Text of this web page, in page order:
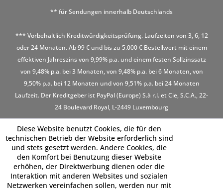
** für Sendungen innerhalb Deutschlands
*** Vorbehaltlich Kreditwürdigkeitsprüfung. Laufzeiten von 3, 6, 12
oder 24 Monaten. Ab 99 € und bis zu 5.000 € Bestellwert mit einem
effektiven Jahreszins von 9,99% p.a. und einem festen Sollzinssatz
von 9,48% p.a. bei 3 Monaten, von 9,48% p.a. bei 6 Monaten, von
9,50% p.a. bei 12 Monaten und von 9,51% p.a. bei 24 Monaten
Laufzeit. Der Kreditgeber ist PayPal (Europe) S.à r.l. et Cie, S.C.A., 22-
24 Boulevard Royal, L-2449 Luxembourg
Diese Website benutzt Cookies, die für den
technischen Betrieb der Website erforderlich sind
und stets gesetzt werden. Andere Cookies, die
den Komfort bei Benutzung dieser Website
erhöhen, der Direktwerbung dienen oder die
Interaktion mit anderen Websites und sozialen
Netzwerken vereinfachen sollen, werden nur mit